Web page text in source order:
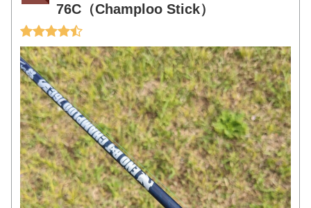
76C（Champloo Stick）